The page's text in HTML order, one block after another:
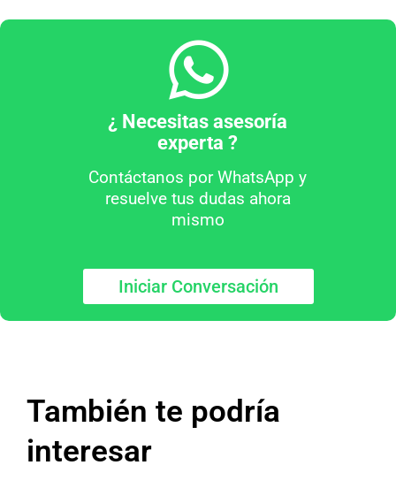
¿ Necesitas asesoría
experta ?
Contáctanos por WhatsApp y
resuelve tus dudas ahora
mismo
Iniciar Conversación
También te podría
interesar